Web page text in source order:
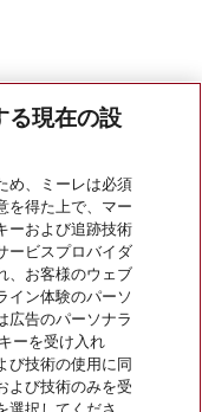
る現在の設
め、ミーレは必須
を得た上で、マー
ーおよび追跡技術
ービスプロバイダ
、お客様のウェブ
イン体験のパーソ
広告のパーソナラ
ーを受け入れ
び技術の使用に同
よび技術のみを受